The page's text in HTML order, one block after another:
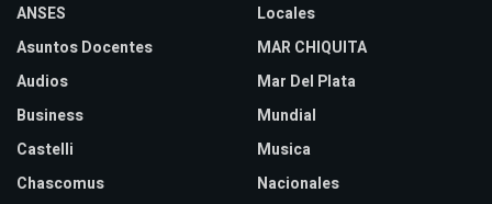
ANSES
Asuntos Docentes
Audios
Business
Castelli
Chascomus
Locales
MAR CHIQUITA
Mar Del Plata
Mundial
Musica
Nacionales